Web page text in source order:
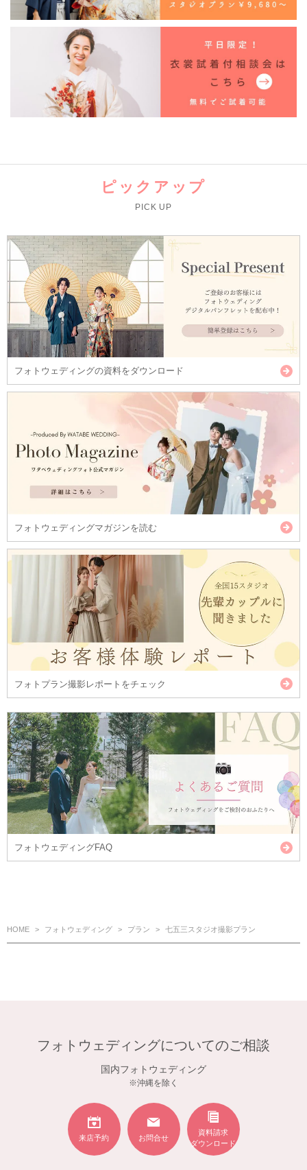
ピックアップ
PICK UP
フォトウェディングの資料をダウンロード
フォトウェディングマガジンを読む
フォトプラン撮影レポートをチェック
フォトウェディングFAQ
HOME フォトウェディング プラン 七五三スタジオ撮影プラン
フォトウェディングについてのご相談
国内フォトウェディング
※沖縄を除く
来店予約 お問合せ
資料請求
ダウンロード